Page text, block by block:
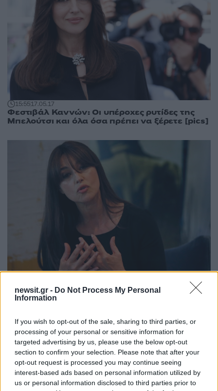
newsit.gr - Do Not Process My Personal
Information
If you wish to opt-out of the sale, sharing to third parties, or
processing of your personal or sensitive information for
targeted advertising by us, please use the below opt-out
section to confirm your selection. Please note that after your
opt-out request is processed you may continue seeing
interest-based ads based on personal information utilized by
us or personal information disclosed to third parties prior to
15:5517.05.17
Φεστιβάλ Καννών: Οι υπέροχες ρυτίδες της
Μπελούτσι και όλα όσα πρέπει να ξέρετε [pics]
Monica Bellucci: Αν η πλαστική χειρουργική
μας κάνει καλό γιατί να την στερηθούμε;